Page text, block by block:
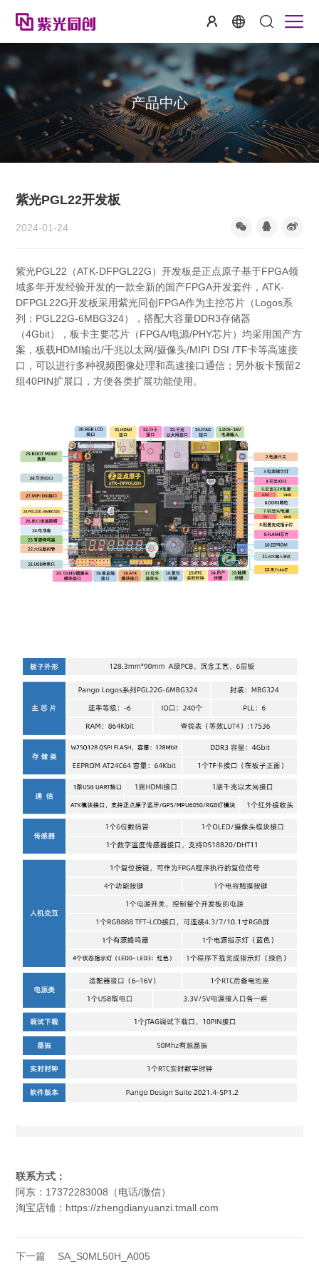
产品中心
紫光PGL22开发板
2024-01-24
紫光PGL22（ATK-DFPGL22G）开发板是正点原子基于FPGA领
域多年开发经验开发的一款全新的国产FPGA开发套件，ATK-
DFPGL22G开发板采用紫光同创FPGA作为主控芯片（Logos系
列：PGL22G-6MBG324），搭配大容量DDR3存储器
（4Gbit），板卡主要芯片（FPGA/电源/PHY芯片）均采用国产方
案，板载HDMI输出/千兆以太网/摄像头/MIPI DSI /TF卡等高速接
口，可以进行多种视频图像处理和高速接口通信；另外板卡预留2
组40PIN扩展口，方便各类扩展功能使用。
联系方式：
阿东：17372283008（电话/微信）
淘宝店铺：https://zhengdianyuanzi.tmall.com
下一篇 SA_S0ML50H_A005